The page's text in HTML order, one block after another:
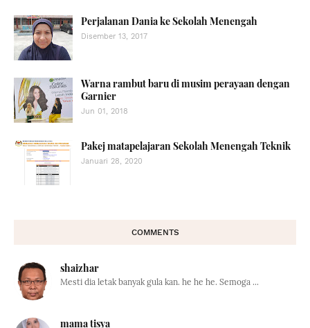
Perjalanan Dania ke Sekolah Menengah
Disember 13, 2017
Warna rambut baru di musim perayaan dengan
Garnier
Jun 01, 2018
Pakej matapelajaran Sekolah Menengah Teknik
Januari 28, 2020
COMMENTS
shaizhar
Mesti dia letak banyak gula kan. he he he. Semoga ...
mama tisya